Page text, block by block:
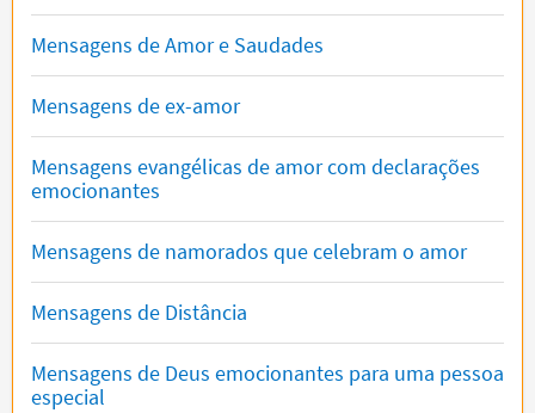
Mensagens de Amor e Saudades
Mensagens de ex-amor
Mensagens evangélicas de amor com declarações
emocionantes
Mensagens de namorados que celebram o amor
Mensagens de Distância
Mensagens de Deus emocionantes para uma pessoa
especial